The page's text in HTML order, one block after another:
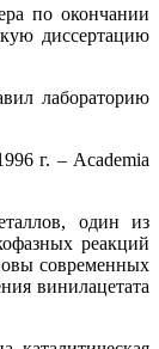
по окончании
диссертацию
лабораторию
г. – Academia
один из
реакций
современных
винилацетата